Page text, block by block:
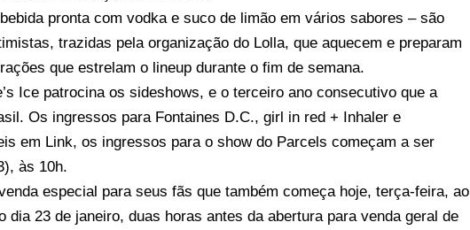
pronta com vodka e suco de limão em vários sabores – são
trazidas pela organização do Lolla, que aquecem e preparam
que estrelam o lineup durante o fim de semana.
Ice patrocina os sideshows, e o terceiro ano consecutivo que a
Os ingressos para Fontaines D.C., girl in red + Inhaler e
em Link, os ingressos para o show do Parcels começam a ser
às 10h.
especial para seus fãs que também começa hoje, terça-feira, ao
dia 23 de janeiro, duas horas antes da abertura para venda geral de